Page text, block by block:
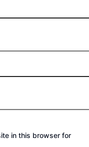
in this browser for